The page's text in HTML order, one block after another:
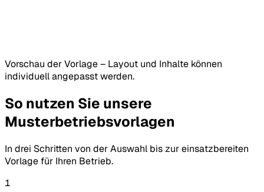
Vorschau der Vorlage – Layout und Inhalte können
individuell angepasst werden.
So nutzen Sie unsere
Musterbetriebsvorlagen
In drei Schritten von der Auswahl bis zur einsatzbereiten
Vorlage für Ihren Betrieb.
1